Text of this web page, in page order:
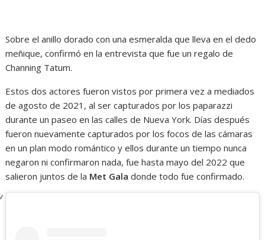
Sobre el anillo dorado con una esmeralda que lleva en el dedo
meñique, confirmó en la entrevista que fue un regalo de
Channing Tatum.
Estos dos actores fueron vistos por primera vez a mediados
de agosto de 2021, al ser capturados por los paparazzi
durante un paseo en las calles de Nueva York. Días después
fueron nuevamente capturados por los focos de las cámaras
en un plan modo romántico y ellos durante un tiempo nunca
negaron ni confirmaron nada, fue hasta mayo del 2022 que
salieron juntos de la Met Gala donde todo fue confirmado.